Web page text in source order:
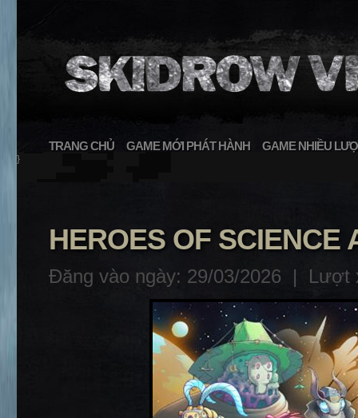
TRANG CHỦ GAME MỚI PHÁT HÀNH GAME NHIỀU
}
HEROES OF SCIENCE
Đăng vào ngày: 29/03/2026 | Lượt